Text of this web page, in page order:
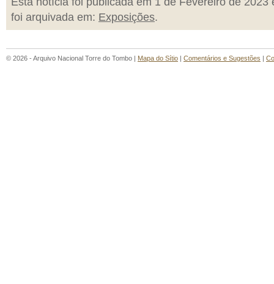
foi arquivada em: Exposições.
© 2026 - Arquivo Nacional Torre do Tombo | Mapa do Sítio | Comentários e Sugestões |